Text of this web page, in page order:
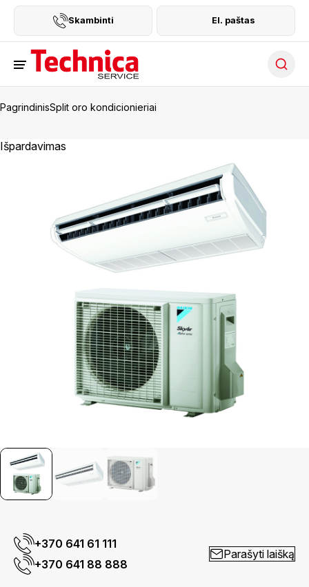
Skambinti El. paštas
PagrindinisSplit oro kondicionieriai
Išpardavimas
+370 641 61 111
+370 641 88 888
Parašyti laišką